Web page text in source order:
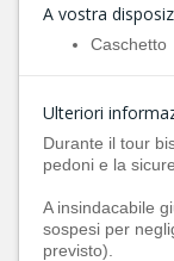
A vostra
Caschetto
Ulteriori
Durante il tour
pedoni e la
A insindacabile
sospesi per
previsto).